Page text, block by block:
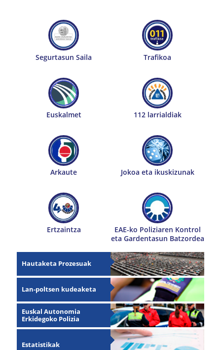
Segurtasun Saila Trafikoa
Euskalmet 112 larrialdiak
Arkaute Jokoa eta ikuskizunak
Ertzaintza
EAE-ko Poliziaren Kontrol
eta Gardentasun Batzordea
Hautaketa Prozesuak
Lan-poltsen kudeaketa
Euskal Autonomia
Erkidegoko Polizia
Estatistikak